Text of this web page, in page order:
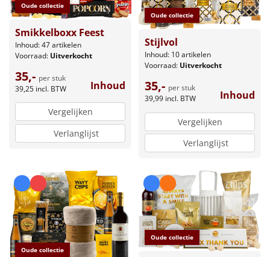
Oude collectie
Smikkelboxx Feest
Inhoud: 47 artikelen
Voorraad: Uitverkocht
35,- per stuk
39,25 incl. BTW Inhoud
Vergelijken
Verlanglijst
Oude collectie
Stijlvol
Inhoud: 10 artikelen
Voorraad: Uitverkocht
35,- per stuk
39,99 incl. BTW Inhoud
Vergelijken
Verlanglijst
Oude collectie
Oude collectie